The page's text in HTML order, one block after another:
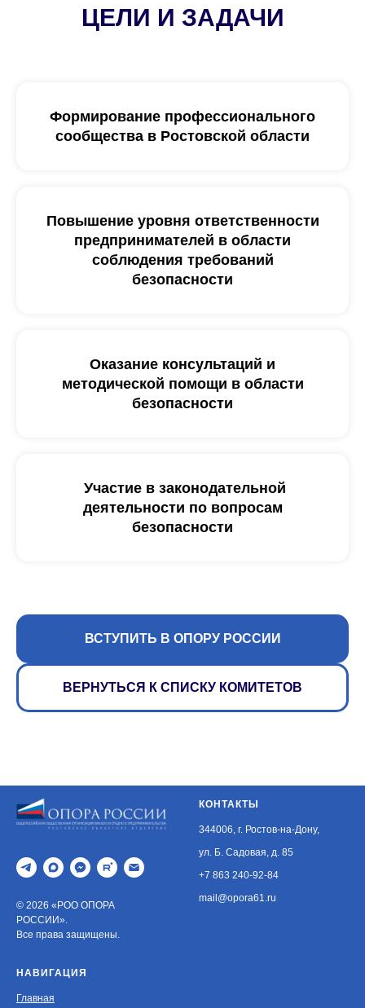
ЦЕЛИ И ЗАДАЧИ
Формирование профессионального
сообщества в Ростовской области
Повышение уровня ответственности
предпринимателей в области
соблюдения требований
безопасности
Оказание консультаций и
методической помощи в области
безопасности
Участие в законодательной
деятельности по вопросам
безопасности
ВСТУПИТЬ В ОПОРУ РОССИИ
ВЕРНУТЬСЯ К СПИСКУ КОМИТЕТОВ
© 2026 «РОО ОПОРА
РОССИИ».
Все права защищены.
КОНТАКТЫ
344006, г. Ростов-на-Дону,
ул. Б. Садовая, д. 85
+7 863 240-92-84
mail@opora61.ru
НАВИГАЦИЯ
Главная